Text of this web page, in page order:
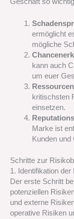
ermöglicht
mögliche
kann auch
um euer
kritischsten
einsetzen.
Marke ist
Kunden
Schritte zur
1. Identifikation der
Der erste Schritt
potenziellen
und externe
operative Risiken